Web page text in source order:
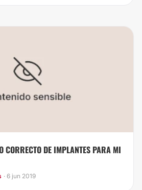
CORRECTO DE IMPLANTES PARA MI
· 6 jun 2019